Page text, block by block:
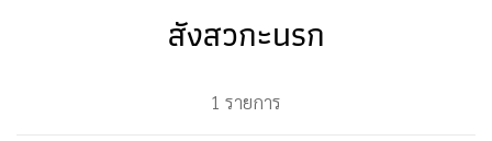
สังสวกะนรก
1 รายการ